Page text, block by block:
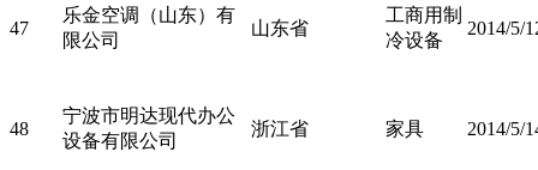
47
乐金空调（山东）有
限公司
山东省
工商用制
冷设备
2014/5/
48
宁波市明达现代办公
设备有限公司
浙江省 家具 2014/5/